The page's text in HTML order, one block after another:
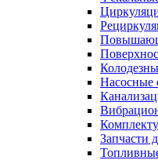
Насосные
Запчасти